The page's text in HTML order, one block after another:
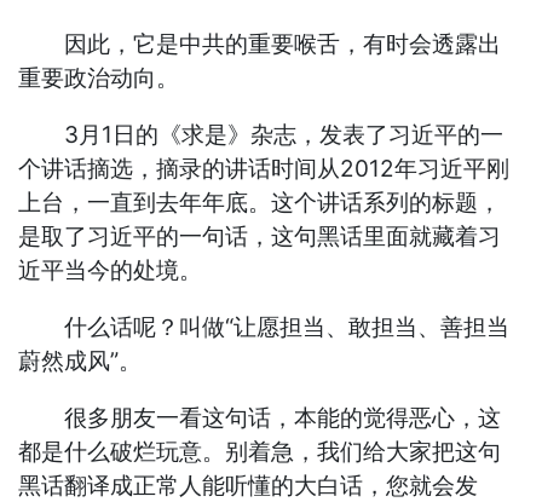
因此，它是中共的重要喉舌，有时会透露出
重要政治动向。
3月1日的《求是》杂志，发表了习近平的一
个讲话摘选，摘录的讲话时间从2012年习近平刚
上台，一直到去年年底。这个讲话系列的标题，
是取了习近平的一句话，这句黑话里面就藏着习
近平当今的处境。
什么话呢？叫做“让愿担当、敢担当、善担当
蔚然成风”。
很多朋友一看这句话，本能的觉得恶心，这
都是什么破烂玩意。别着急，我们给大家把这句
黑话翻译成正常人能听懂的大白话，您就会发